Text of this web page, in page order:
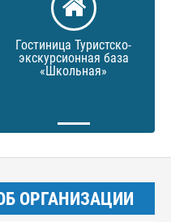
Гостиница Туристско-
экскурсионная база
«Школьная»
ОРГАНИЗАЦИИ